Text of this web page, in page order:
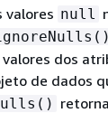
valores null
valores dos
de dados